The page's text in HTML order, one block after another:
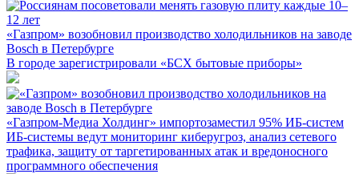
«Газпром» возобновил производство холодильников на заводе
Bosch в Петербурге
В городе зарегистрировали «БСХ бытовые приборы»
«Газпром-Медиа Холдинг» импортозаместил 95% ИБ-систем
ИБ-системы ведут мониторинг киберугроз, анализ сетевого
трафика, защиту от таргетированных атак и вредоносного
программного обеспечения